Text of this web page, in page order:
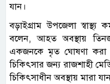
যান।
বড়াইগ্রাম উপজেলা স্বাস্থ্য
বলেন, আহত অবস্থায়
একজনকে মৃত ঘোষণা করা
চিকিৎসার জন্য রাজশাহী
চিকিৎসাধীন অবস্থায় মারা